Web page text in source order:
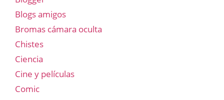
Blogs amigos
Bromas cámara oculta
Chistes
Ciencia
Cine y películas
Comic